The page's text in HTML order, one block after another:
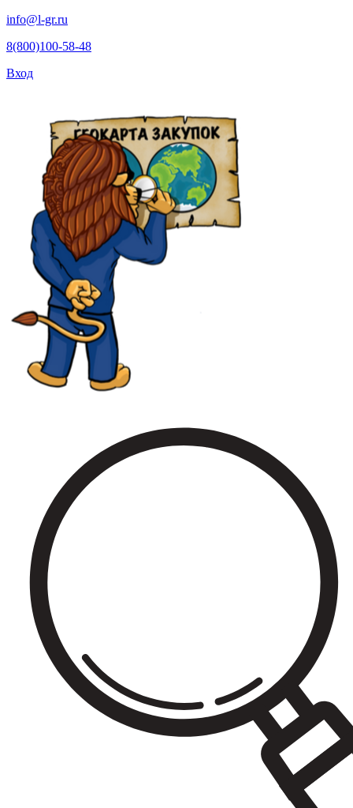
info@l-gr.ru
8(800)100-58-48
Вход